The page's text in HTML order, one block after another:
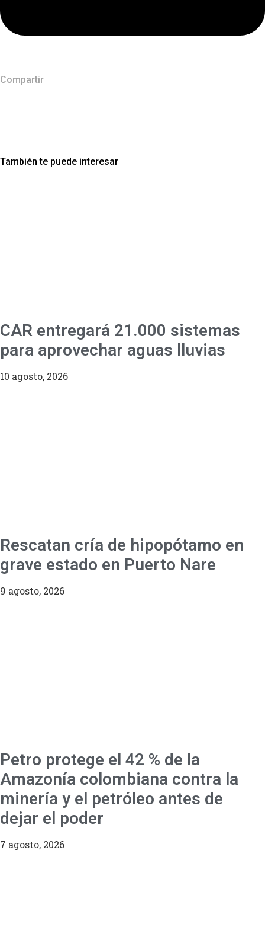
Compartir
También te puede interesar
CAR entregará 21.000 sistemas
para aprovechar aguas lluvias
10 agosto, 2026
Rescatan cría de hipopótamo en
grave estado en Puerto Nare
9 agosto, 2026
Petro protege el 42 % de la
Amazonía colombiana contra la
minería y el petróleo antes de
dejar el poder
7 agosto, 2026